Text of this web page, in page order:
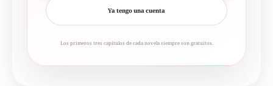
Ya tengo una cuenta
Los primeros tres capítulos de cada novela siempre son gratuitos.